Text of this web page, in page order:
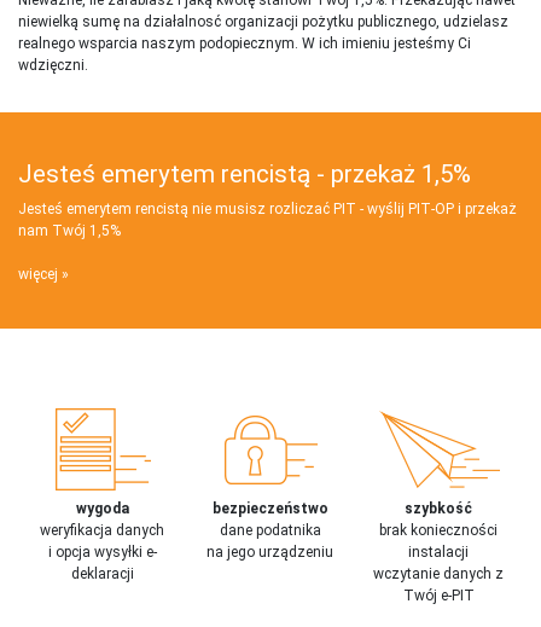
niewielką sumę na działalnosć organizacji pożytku publicznego, udzielasz
realnego wsparcia naszym podopiecznym. W ich imieniu jesteśmy Ci
wdzięczni.
Jesteś emerytem rencistą - przekaż 1,5%
Jesteś emerytem rencistą nie musisz rozliczać PIT - wyślij PIT‑OP i przekaż
nam Twój 1,5%
więcej
wygoda
weryfikacja danych
i opcja wysyłki e-
deklaracji
bezpieczeństwo
dane podatnika
na jego urządzeniu
szybkość
brak konieczności
instalacji
wczytanie danych z
Twój e-PIT